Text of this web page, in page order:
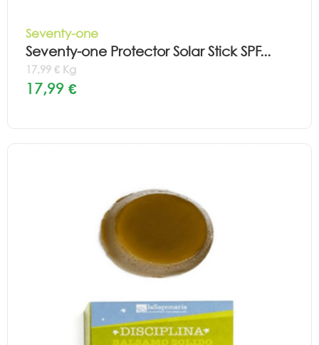
Seventy-one
Seventy-one Protector Solar Stick SPF...
17,99 € Kg
17,99 €